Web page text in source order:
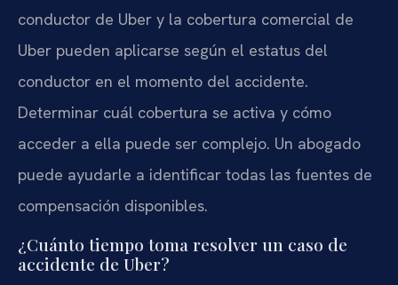
conductor de Uber y la cobertura comercial de
Uber pueden aplicarse según el estatus del
conductor en el momento del accidente.
Determinar cuál cobertura se activa y cómo
acceder a ella puede ser complejo. Un abogado
puede ayudarle a identificar todas las fuentes de
compensación disponibles.
¿Cuánto tiempo toma resolver un caso de
accidente de Uber?